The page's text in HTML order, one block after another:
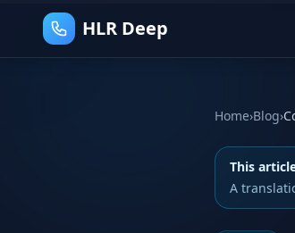
HLR Deep
Home›Blog›
This
A